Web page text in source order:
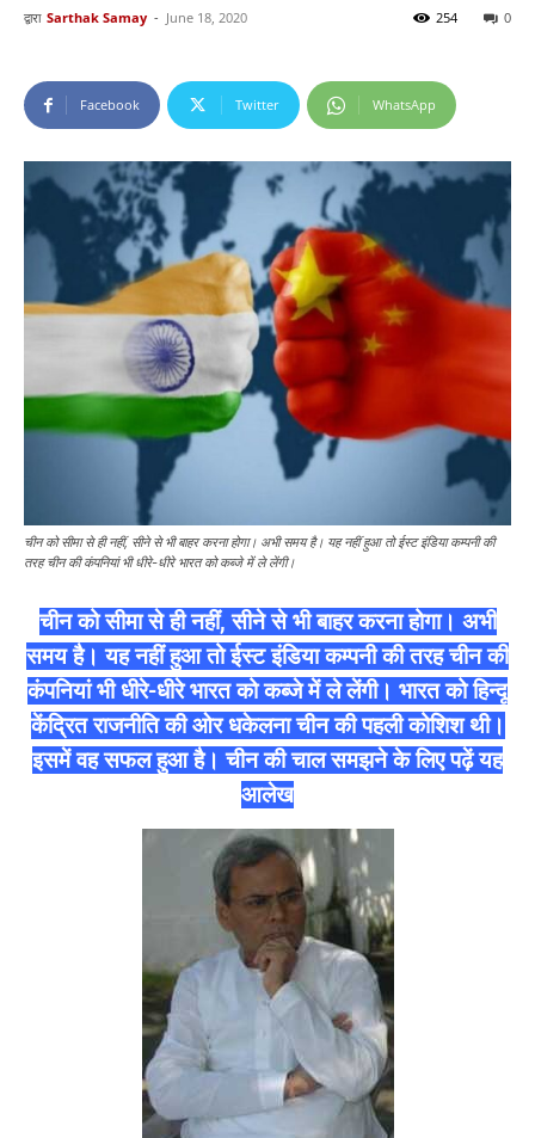
द्वारा Sarthak Samay - June 18, 2020 0
254
Facebook Twitter WhatsApp
चीन को सीमा से ही नहीं, सीने से भी बाहर करना होगा। अभी समय है। यह नहीं हुआ तो ईस्ट इंडिया कम्पनी की
तरह चीन की कंपनियां भी धीरे-धीरे भारत को कब्जे में ले लेंगी।
चीन को सीमा से ही नहीं, सीने से भी बाहर करना होगा। अभी
समय है। यह नहीं हुआ तो ईस्ट इंडिया कम्पनी की तरह चीन की
कंपनियां भी धीरे-धीरे भारत को कब्जे में ले लेंगी। भारत को हिन्दू
केंद्रित राजनीति की ओर धकेलना चीन की पहली कोशिश थी।
इसमें वह सफल हुआ है। चीन की चाल समझने के लिए पढ़ें यह
आलेख